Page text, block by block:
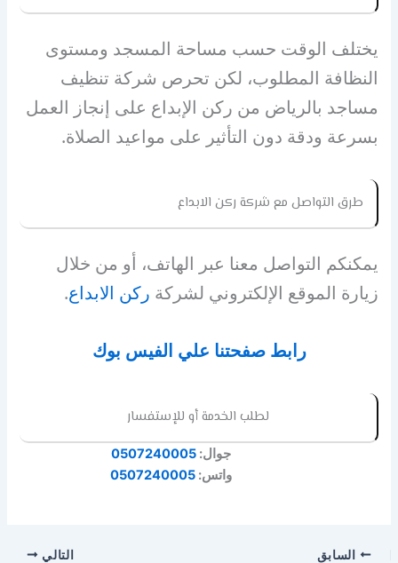
يختلف الوقت حسب مساحة المسجد ومستوى
النظافة المطلوب، لكن تحرص شركة تنظيف
مساجد بالرياض من ركن الإبداع على إنجاز العمل
بسرعة ودقة دون التأثير على مواعيد الصلاة.
طرق التواصل مع شركة ركن الابداع
يمكنكم التواصل معنا عبر الهاتف، أو من خلال
زيارة الموقع الإلكتروني لشركة ركن الابداع.
رابط صفحتنا علي الفيس بوك
لطلب الخدمة أو للإستفسار
جوال:0507240005
واتس:0507240005
السابق التالي